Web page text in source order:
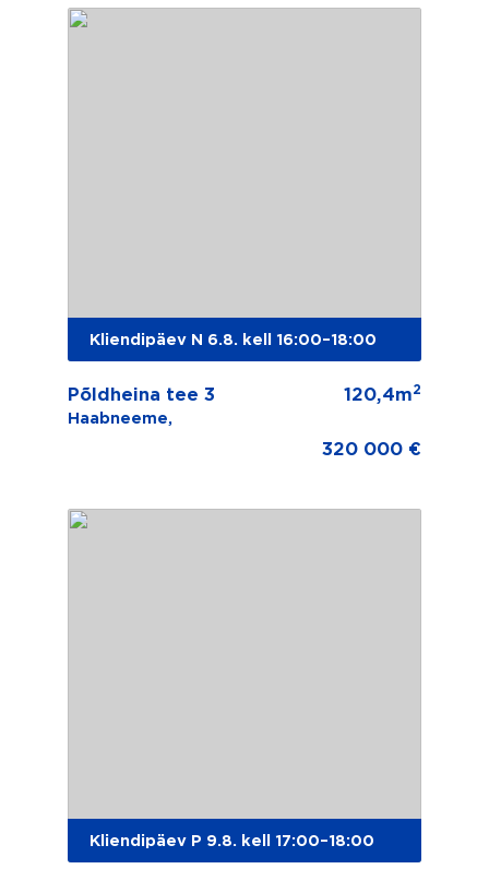
Kliendipäev N 6.8. kell 16:00–18:00
Põldheina tee 3
Haabneeme,
120,4m2
320 000 €
Kliendipäev P 9.8. kell 17:00–18:00